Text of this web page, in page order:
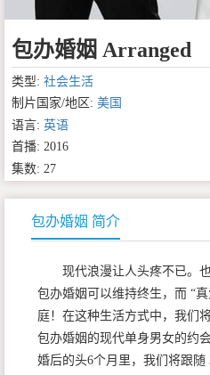
包办婚姻 Arranged
类型: 社会生活
制片国家/地区: 美国
语言: 英语
首播: 2016
集数: 27
包办婚姻 简介
现代浪漫让人头疼不已。
包办婚姻可以维持终生，而 “
庭！在这种生活方式中，我们
包办婚姻的现代单身男女的约
婚后的头6个月里，我们将跟随